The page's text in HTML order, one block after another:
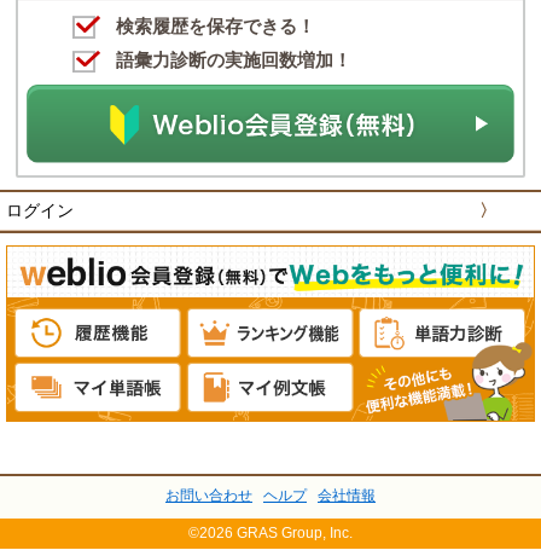
検索履歴を保存できる！
語彙力診断の実施回数増加！
ログイン 〉
お問い合わせ ヘルプ 会社情報
©2026 GRAS Group, Inc.